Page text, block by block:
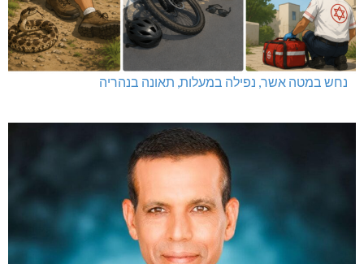
נחש במטה אשר, נפילה במעלות, תאונה בנהריה